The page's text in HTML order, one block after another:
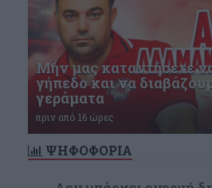
Μην μας καταντήσετε
γήπεδο και να
γεράματα
πριν από 16 ώρες
ΨΗΦΟΦΟΡΙΑ